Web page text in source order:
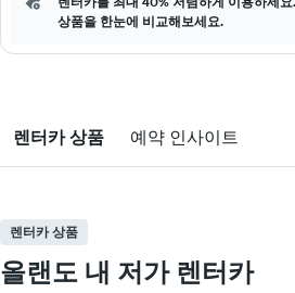
상품을 한눈에 비교해보세요.
렌터카 상품 예약 인사이트
렌터카 상품
올랜도 내 저가 렌터카